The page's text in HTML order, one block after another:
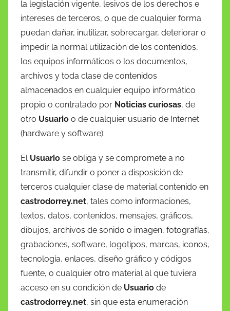
la legislación vigente, lesivos de los derechos e
intereses de terceros, o que de cualquier forma
puedan dañar, inutilizar, sobrecargar, deteriorar o
impedir la normal utilización de los contenidos,
los equipos informáticos o los documentos,
archivos y toda clase de contenidos
almacenados en cualquier equipo informático
propio o contratado por Noticias curiosas, de
otro Usuario o de cualquier usuario de Internet
(hardware y software).
El Usuario se obliga y se compromete a no
transmitir, difundir o poner a disposición de
terceros cualquier clase de material contenido en
castrodorrey.net, tales como informaciones,
textos, datos, contenidos, mensajes, gráficos,
dibujos, archivos de sonido o imagen, fotografías,
grabaciones, software, logotipos, marcas, iconos,
tecnología, enlaces, diseño gráfico y códigos
fuente, o cualquier otro material al que tuviera
acceso en su condición de Usuario de
castrodorrey.net, sin que esta enumeración